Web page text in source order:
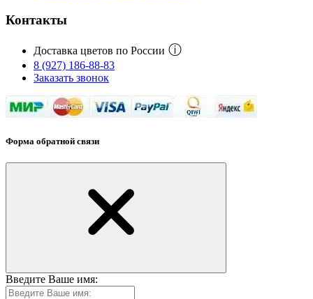
Контакты
Доставка цветов по России ⓘ
8 (927) 186-88-83
Заказать звонок
Форма обратной связи
Введите Ваше имя: